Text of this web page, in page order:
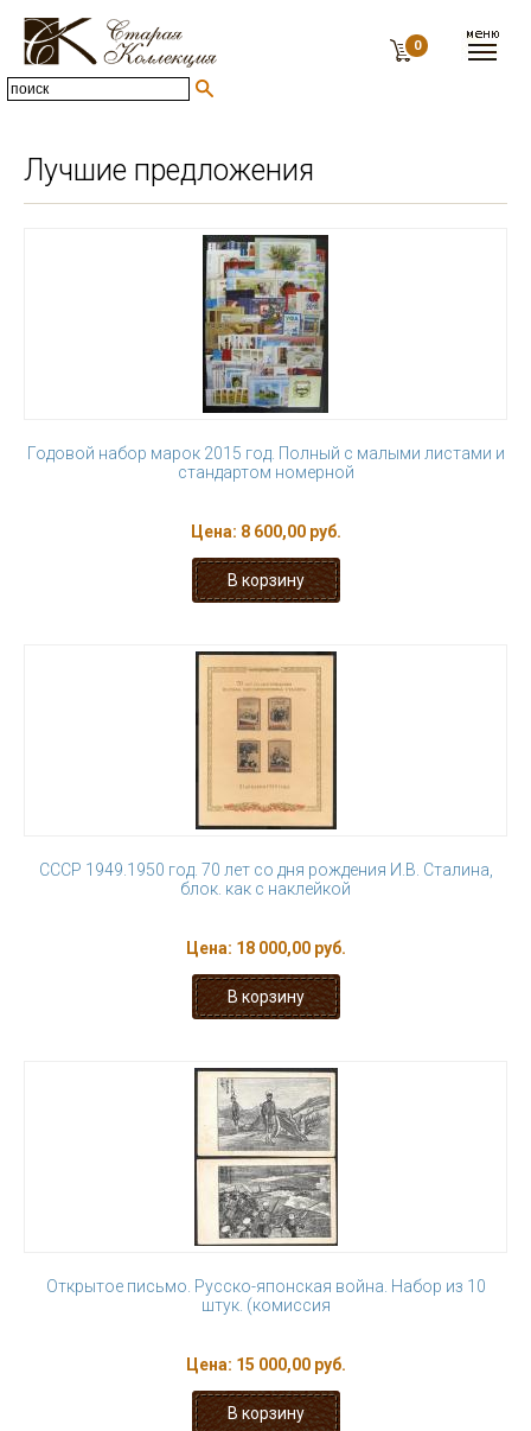
0
Лучшие предложения
Годовой набор марок 2015 год. Полный c малыми листами и
стандартом номерной
Цена: 8 600,00 руб.
СССР 1949.1950 год. 70 лет со дня рождения И.В. Сталина,
блок. как с наклейкой
Цена: 18 000,00 руб.
Открытое письмо. Русско-японская война. Набор из 10
штук. (комиссия
Цена: 15 000,00 руб.